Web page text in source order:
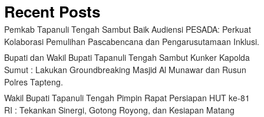
Recent Posts
Pemkab Tapanuli Tengah Sambut Baik Audiensi PESADA: Perkuat
Kolaborasi Pemulihan Pascabencana dan Pengarusutamaan Inklusi.
Bupati dan Wakil Bupati Tapanuli Tengah Sambut Kunker Kapolda
Sumut : Lakukan Groundbreaking Masjid Al Munawar dan Rusun
Polres Tapteng.
Wakil Bupati Tapanuli Tengah Pimpin Rapat Persiapan HUT ke-81
RI : Tekankan Sinergi, Gotong Royong, dan Kesiapan Matang